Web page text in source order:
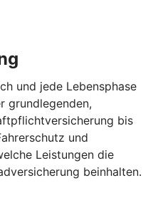
und jede Lebensphase
grundlegenden,
bis
und
Leistungen die
beinhalten.